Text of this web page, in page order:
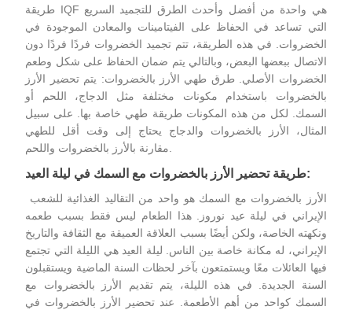
طريقة IQF هي واحدة من أفضل وأحدث الطرق للتجميد السريع
التي تساعد في الحفاظ على الفيتامينات والمعادن الموجودة في
الخضروات. في هذه الطريقة، تتم تجميد الخضروات فردًا فردًا دون
الاتصال ببعضها البعض، وبالتالي يتم ضمان الحفاظ على شكل وطعم
الخضروات الأصلي. طرق طهي الأرز بالخضروات: يتم تحضير الأرز
بالخضروات باستخدام مكونات مختلفة مثل الدجاج، اللحم أو
السمك. لكل من هذه المكونات طريقة طهي خاصة بها. على سبيل
المثال، الأرز بالخضروات والدجاج يحتاج إلى وقت أقل للطهي
طريقة تحضير الأرز بالخضروات مع السمك في ليلة العيد:
الأرز بالخضروات مع السمك هو واحد من التقاليد الغذائية للشعب
الإيراني في ليلة عيد نوروز. هذا الطعام ليس فقط بسبب طعمه
ونكهته الخاصة، ولكن أيضًا بسبب العلاقة العميقة مع الثقافة والتاريخ
الإيراني، له مكانة خاصة بين الناس. ليلة العيد هي الليلة التي تجتمع
فيها العائلات معًا ويستمتعون بآخر لحظات السنة الماضية ويستقبلون
السنة الجديدة. في هذه الليلة، يتم تقديم الأرز بالخضروات مع
السمك كواحد من أهم الأطعمة. عند تحضير الأرز بالخضروات في